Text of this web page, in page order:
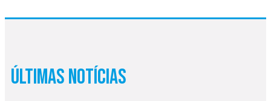
Últimas Notícias